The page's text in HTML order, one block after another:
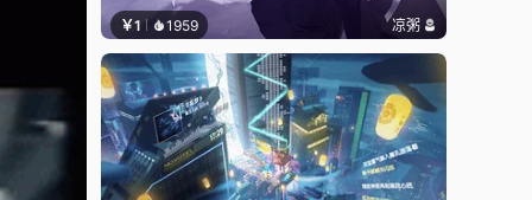
￥1 1959 凉粥